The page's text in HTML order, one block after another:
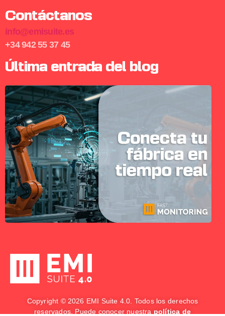
Contáctanos
info@emisuite.es
+34 942 55 37 45
Última entrada del blog
Copyright © 2026 EMI Suite 4.0. Todos los derechos
reservados. Puede conocer nuestra política de